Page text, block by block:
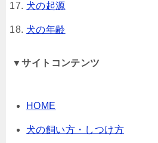
犬の起源
犬の年齢
▼サイトコンテンツ
HOME
犬の飼い方・しつけ方